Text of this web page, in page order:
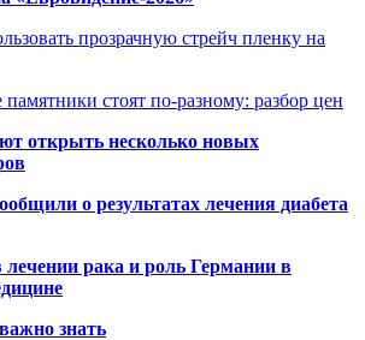
прозрачную стрейч пленку на
стоят по-разному: разбор цен
открыть несколько новых
о результатах лечения диабета
рака и роль Германии в
знать